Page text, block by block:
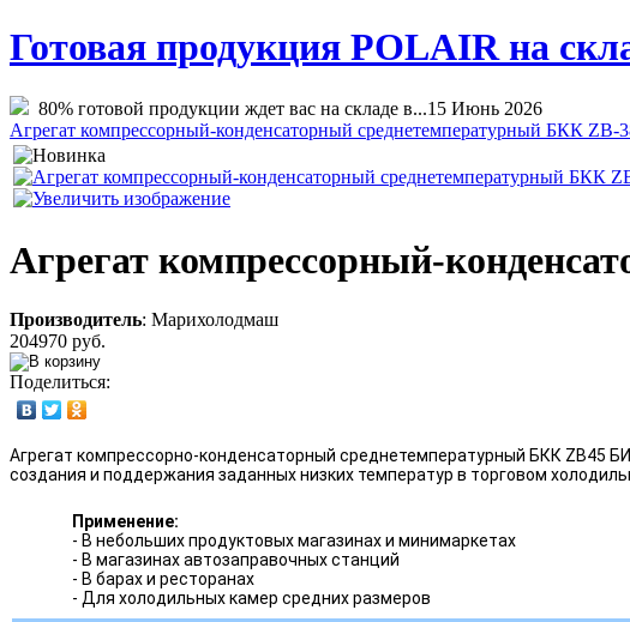
Готовая продукция POLAIR на
80% готовой продукции ждет вас на складе в...15 Июнь 2026
Агрегат компрессорный-конденсаторный среднетемпературный БКК ZB-
Агрегат компрессорный-
Производитель: Марихолодмаш
204970 руб.
Поделиться:
Агрегат компрессорно-конденсаторный среднетемпературный БКК ZB45
создания и поддержания заданных низких температур в торговом
Применение:
- В небольших продуктовых магазинах и минимаркетах
- В магазинах автозаправочных станций
- В барах и ресторанах
- Для холодильных камер средних размеров